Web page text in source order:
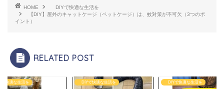
HOME
DIYで快適な生活を
【DIY】屋外のキャットケージ（ペットケージ）は、蚊対策が不可欠（3つのポ
イント）
RELATED POST
快適な生活を DIYで快適な生活を DIYで快適な生活を